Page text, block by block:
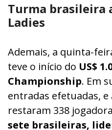
Turma brasileira
Ladies
Ademais, a quinta-
teve o início do US$
Championship. Em
entradas efetuadas, e
restaram 338
sete brasileiras,